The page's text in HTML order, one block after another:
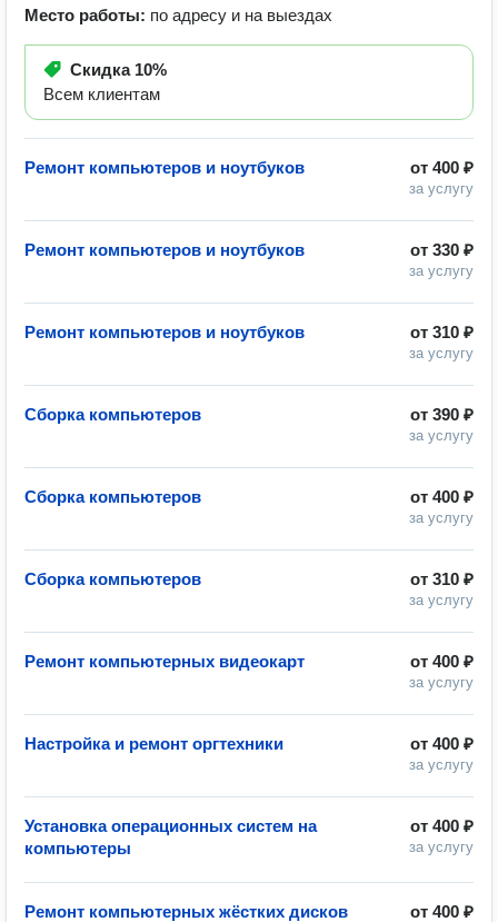
Место работы: по адресу и на выездах
Скидка 10%
Всем клиентам
от 400 ₽
за услугу
Ремонт компьютеров и ноутбуков
от 330 ₽
за услугу
Ремонт компьютеров и ноутбуков
от 310 ₽
за услугу
Ремонт компьютеров и ноутбуков
от 390 ₽
за услугу
Сборка компьютеров
от 400 ₽
за услугу
Сборка компьютеров
от 310 ₽
за услугу
Сборка компьютеров
от 400 ₽
за услугу
Ремонт компьютерных видеокарт
от 400 ₽
за услугу
Настройка и ремонт оргтехники
от 400 ₽
за услугу
Установка операционных систем на
компьютеры
от 400 ₽
Ремонт компьютерных жёстких дисков